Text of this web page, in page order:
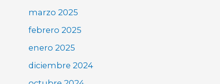
marzo 2025
febrero 2025
enero 2025
diciembre 2024